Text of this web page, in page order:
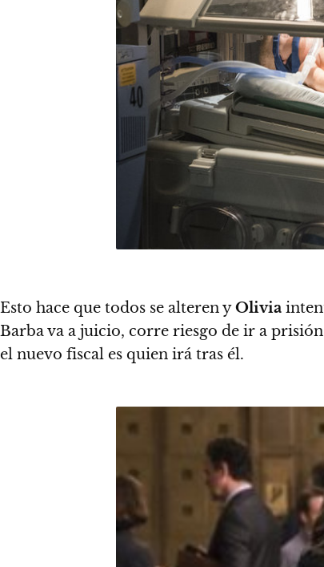
Esto hace que todos se alteren yOlivia
Barba va a juicio, corre riesgo de ir a
el nuevo fiscal es quien irá tras él.